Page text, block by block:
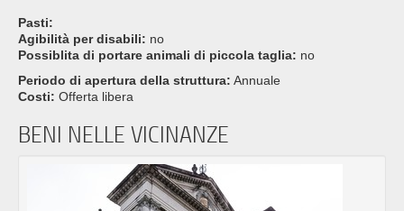
Pasti:
Agibilità per disabili: no
Possiblita di portare animali di piccola taglia: no
Periodo di apertura della struttura: Annuale
Costi: Offerta libera
BENI NELLE VICINANZE